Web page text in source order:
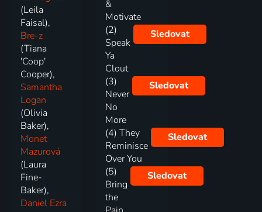
(Leila
Faisal),
Bre-z
(Tiana
'Coop'
Cooper),
Samantha
Logan
(Olivia
Baker),
Monet
Mazurová
(Laura
Fine-
Baker),
Daniel Ezra
&
Motivate
(2)
Speak
Ya
Clout
Sledovat
(3)
Never
No
More
Sledovat
(4) They
Reminisce
Over You
Sledovat
(5)
Bring
the
Sledovat